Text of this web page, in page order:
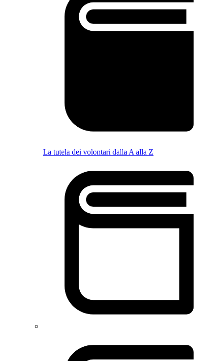
La tutela dei volontari dalla A alla Z